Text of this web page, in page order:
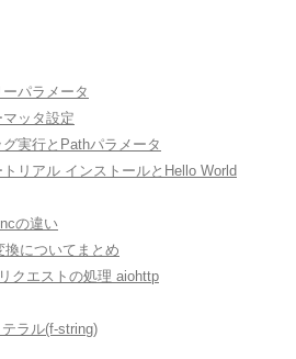
パラメータ
ッタ設定
実行とPathパラメータ
リアル インストールとHello World
の違い
についてまとめ
クエストの処理 aiohttp
ラル(f-string)